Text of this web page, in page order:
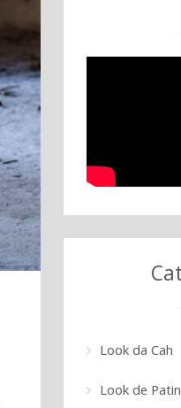
Look da Cah
Look de